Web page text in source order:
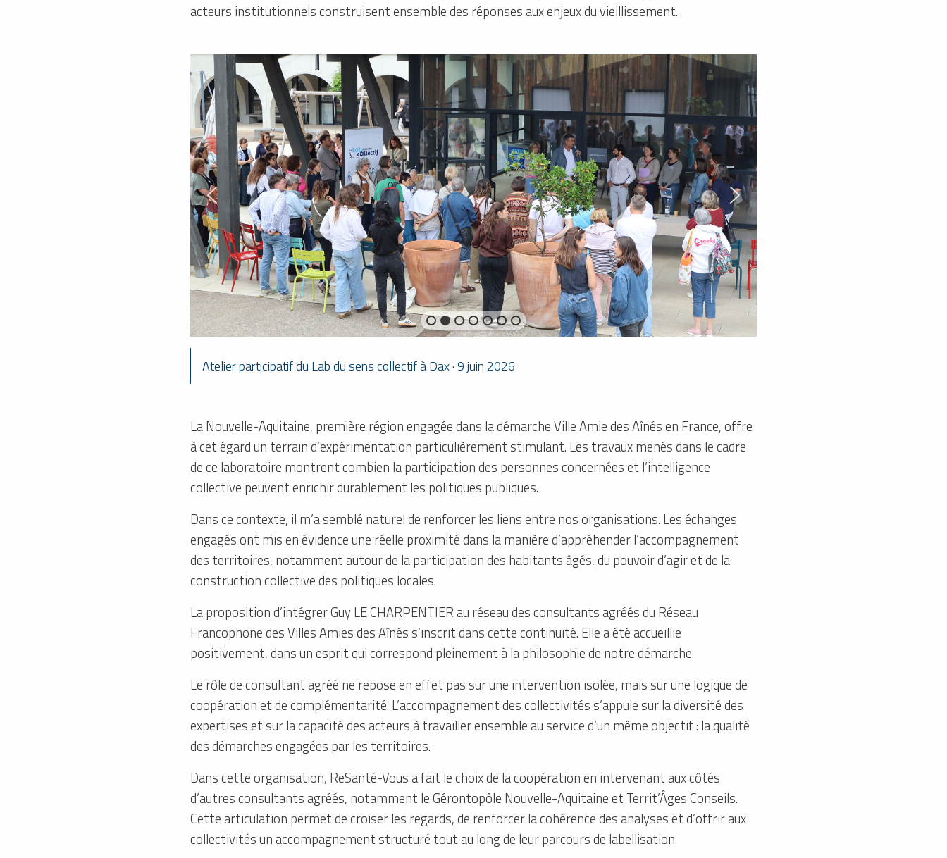
acteurs institutionnels construisent ensemble des réponses aux enjeux du vieillissement.
Atelier participatif du Lab du sens collectif à Dax · 9 juin 2026
La Nouvelle-Aquitaine, première région engagée dans la démarche Ville Amie des Aînés en France, offre
à cet égard un terrain d’expérimentation particulièrement stimulant. Les travaux menés dans le cadre
de ce laboratoire montrent combien la participation des personnes concernées et l’intelligence
collective peuvent enrichir durablement les politiques publiques.
Dans ce contexte, il m’a semblé naturel de renforcer les liens entre nos organisations. Les échanges
engagés ont mis en évidence une réelle proximité dans la manière d’appréhender l’accompagnement
des territoires, notamment autour de la participation des habitants âgés, du pouvoir d’agir et de la
construction collective des politiques locales.
La proposition d’intégrer Guy LE CHARPENTIER au réseau des consultants agréés du Réseau
Francophone des Villes Amies des Aînés s’inscrit dans cette continuité. Elle a été accueillie
positivement, dans un esprit qui correspond pleinement à la philosophie de notre démarche.
Le rôle de consultant agréé ne repose en effet pas sur une intervention isolée, mais sur une logique de
coopération et de complémentarité. L’accompagnement des collectivités s’appuie sur la diversité des
expertises et sur la capacité des acteurs à travailler ensemble au service d’un même objectif : la qualité
des démarches engagées par les territoires.
Dans cette organisation, ReSanté-Vous a fait le choix de la coopération en intervenant aux côtés
d’autres consultants agréés, notamment le Gérontopôle Nouvelle-Aquitaine et Territ’Âges Conseils.
Cette articulation permet de croiser les regards, de renforcer la cohérence des analyses et d’offrir aux
collectivités un accompagnement structuré tout au long de leur parcours de labellisation.